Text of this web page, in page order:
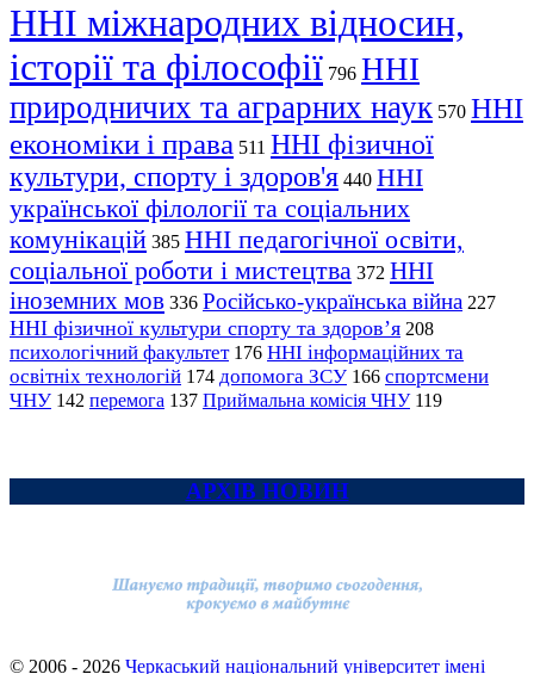
ННІ міжнародних відносин,
історії та філософії 796 ННІ
природничих та аграрних наук 570 ННІ
економіки і права 511 ННІ фізичної
культури, спорту і здоров'я 440 ННІ
української філології та соціальних
комунікацій 385 ННІ педагогічної освіти,
соціальної роботи і мистецтва 372 ННІ
іноземних мов 336 Російсько-українська війна 227
ННІ фізичної культури спорту та здоров’я 208
психологічний факультет 176 ННІ інформаційних та
освітніх технологій 174 допомога ЗСУ 166 спортсмени
ЧНУ 142 перемога 137 Приймальна комісія ЧНУ 119
АРХІВ НОВИН
© 2006 - 2026 Черкаський національний університет імені